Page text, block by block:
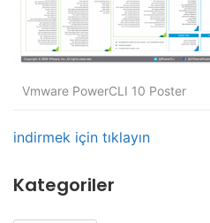
Vmware PowerCLI 10 Poster
indirmek için tıklayın
Kategoriler